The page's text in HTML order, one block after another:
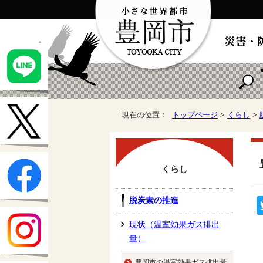
現在の位置： トップページ > くらし >
くらし
脱炭素の推進
現状（温室効果ガス排出
量）